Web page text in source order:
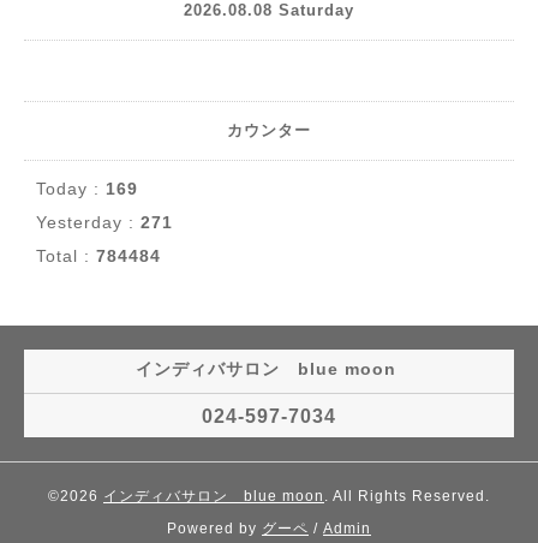
2026.08.08 Saturday
カウンター
Today : 169
Yesterday : 271
Total : 784484
インディバサロン blue moon
024-597-7034
©2026 インディバサロン blue moon . All Rights Reserved.
Powered by グーペ / Admin